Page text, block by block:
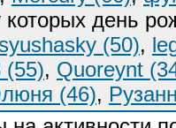
которых день
(50),
(55), Quoreynt
(46),